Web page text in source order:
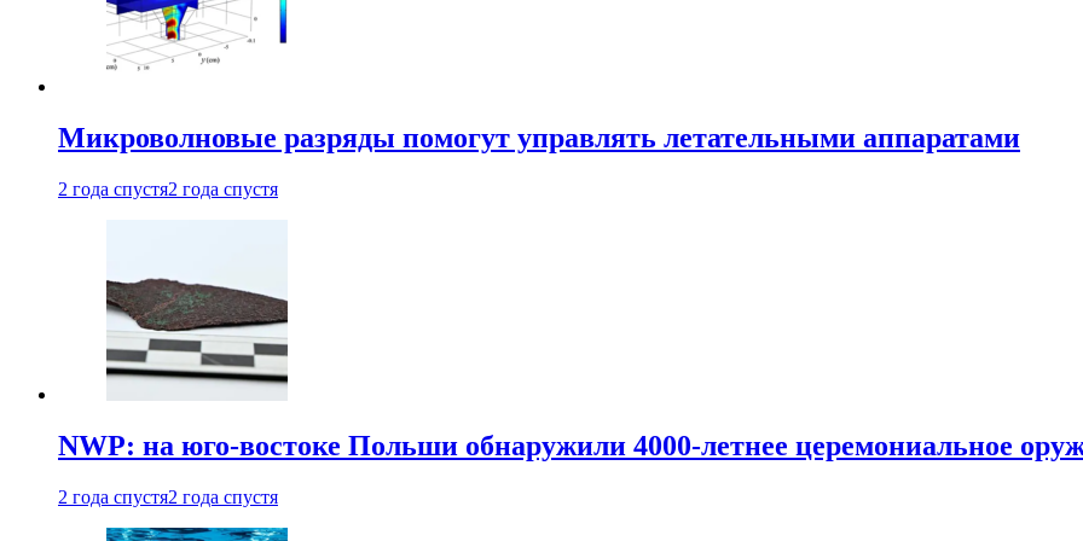
Микроволновые разряды помогут управлять летательными аппаратами
2 года спустя2 года спустя
NWP: на юго-востоке Польши обнаружили 4000-летнее церемониальное
2 года спустя2 года спустя